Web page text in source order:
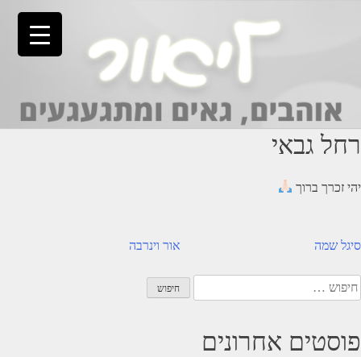
רחל גבאי
יהי זכרך ברוך
ניווט אור וינרבה סיגל שמה
חיפוש:
פוסטים אחרונים